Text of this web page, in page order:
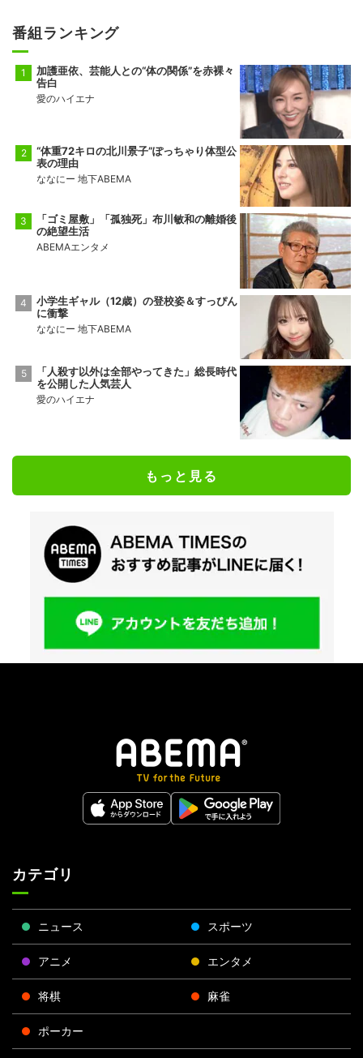
番組ランキング
加護亜依、芸能人との“体の関係”を赤裸々
告白
愛のハイエナ
“体重72キロの北川景子”ぽっちゃり体型公
表の理由
ななにー 地下ABEMA
「ゴミ屋敷」「孤独死」布川敏和の離婚後
の絶望生活
ABEMAエンタメ
小学生ギャル（12歳）の登校姿＆すっぴん
に衝撃
ななにー 地下ABEMA
「人殺す以外は全部やってきた」総長時代
を公開した人気芸人
愛のハイエナ
もっと見る
カテゴリ
ニュース スポーツ
アニメ エンタメ
将棋 麻雀
ポーカー